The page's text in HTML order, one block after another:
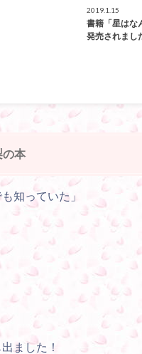
2019.1.15
書籍「星はな
発売されま
の本
知っていた」
ました！